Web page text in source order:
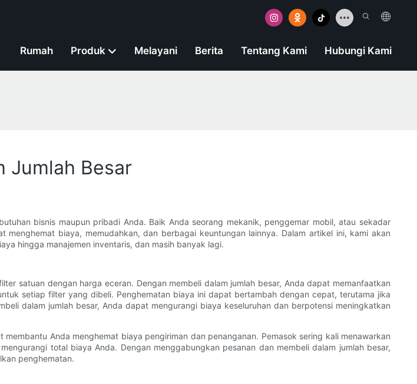
Rumah Produk Melayani Berita Tentang Kami Hubungi Kami
Jumlah Besar
bisnis maupun pribadi Anda. Baik Anda seorang mekanik, penggemar mobil, atau sekadar
biaya, memudahkan, dan berbagai keuntungan lainnya. Dalam artikel ini, kami akan
hingga manajemen inventaris, dan masih banyak lagi.
satuan dengan harga eceran. Dengan membeli dalam jumlah besar, Anda dapat memanfaatkan
setiap filter yang dibeli. Penghematan biaya ini dapat bertambah dengan cepat, terutama jika
dalam jumlah besar, Anda dapat mengurangi biaya keseluruhan dan berpotensi meningkatkan
Anda menghemat biaya pengiriman dan penanganan. Pemasok sering kali menawarkan
total biaya Anda. Dengan menggabungkan pesanan dan membeli dalam jumlah besar,
penghematan.